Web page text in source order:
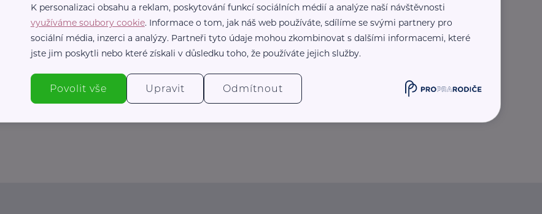
K personalizaci obsahu a reklam, poskytování funkcí sociálních médií a analýze naší návštěvnosti
využíváme soubory cookie. Informace o tom, jak náš web používáte, sdílíme se svými partnery pro
sociální média, inzerci a analýzy. Partneři tyto údaje mohou zkombinovat s dalšími informacemi, které
jste jim poskytli nebo které získali v důsledku toho, že používáte jejich služby.
Povolit vše Upravit Odmítnout